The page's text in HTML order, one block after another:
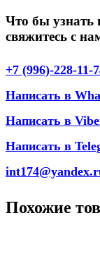
Что бы узнать
свяжитесь с
+7 (996)-228-11-
Написать в
Написать в
Написать в
Похожие